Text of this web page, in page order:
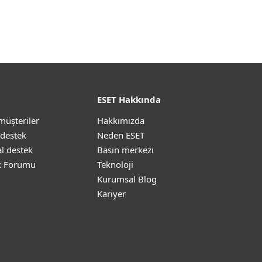
destek
Forumu
ESET Hakkında
Hakkımızda
Neden ESET
Basın merkezi
Teknoloji
Kurumsal Blog
Kariyer